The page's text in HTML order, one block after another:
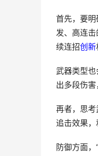
首先，要
发、高连
续连招创新
武器类型
出多段伤害
再者，思
追击效果，
防御方面